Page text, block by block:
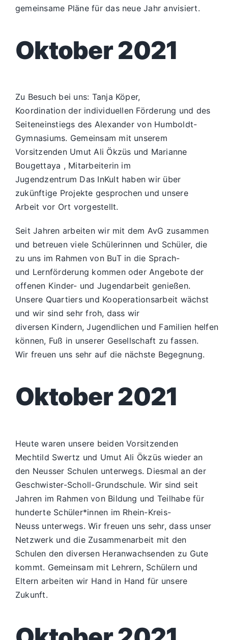
gemeinsame Pläne für das neue Jahr anvisiert.
Oktober 2021
Zu Besuch bei uns: Tanja Köper,
Koordination der individuellen Förderung und des
Seiteneinstiegs des Alexander von Humboldt-
Gymnasiums. Gemeinsam mit unserem
Vorsitzenden Umut Ali Ökzüs und Marianne
Bougettaya , Mitarbeiterin im
Jugendzentrum Das InKult haben wir über
zukünftige Projekte gesprochen und unsere
Arbeit vor Ort vorgestellt.
Seit Jahren arbeiten wir mit dem AvG zusammen
und betreuen viele Schülerinnen und Schüler, die
zu uns im Rahmen von BuT in die Sprach-
und Lernförderung kommen oder Angebote der
offenen Kinder- und Jugendarbeit genießen.
Unsere Quartiers und Kooperationsarbeit wächst
und wir sind sehr froh, dass wir
diversen Kindern, Jugendlichen und Familien helfen
können, Fuß in unserer Gesellschaft zu fassen.
Wir freuen uns sehr auf die nächste Begegnung.
Oktober 2021
Heute waren unsere beiden Vorsitzenden
Mechtild Swertz und Umut Ali Ökzüs wieder an
den Neusser Schulen unterwegs. Diesmal an der
Geschwister-Scholl-Grundschule. Wir sind seit
Jahren im Rahmen von Bildung und Teilhabe für
hunderte Schüler*innen im Rhein-Kreis-
Neuss unterwegs. Wir freuen uns sehr, dass unser
Netzwerk und die Zusammenarbeit mit den
Schulen den diversen Heranwachsenden zu Gute
kommt. Gemeinsam mit Lehrern, Schülern und
Eltern arbeiten wir Hand in Hand für unsere
Zukunft.